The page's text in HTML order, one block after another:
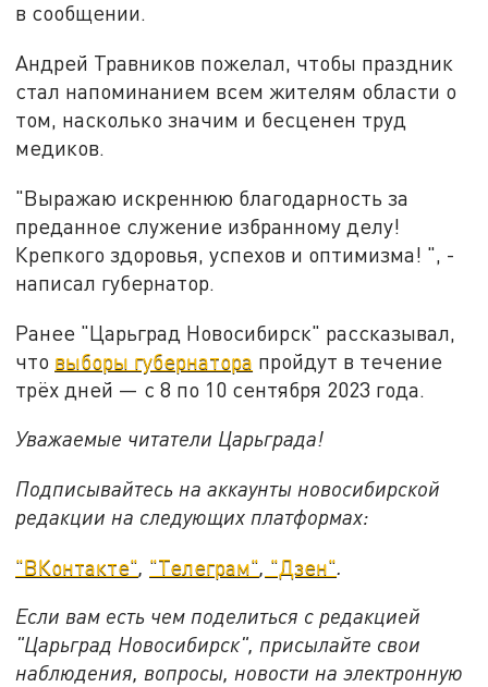
в сообщении.
Андрей Травников пожелал, чтобы праздник
стал напоминанием всем жителям области о
том, насколько значим и бесценен труд
медиков.
"Выражаю искреннюю благодарность за
преданное служение избранному делу!
Крепкого здоровья, успехов и оптимизма! ", -
написал губернатор.
Ранее "Царьград Новосибирск" рассказывал,
что выборы губернатора пройдут в течение
трёх дней — с 8 по 10 сентября 2023 года.
Уважаемые читатели Царьграда!
Подписывайтесь на аккаунты новосибирской
редакции на следующих платформах:
"ВКонтакте" "Телеграм" "Дзен"
Если вам есть чем поделиться с редакцией
"Царьград Новосибирск", присылайте свои
наблюдения, вопросы, новости на электронную